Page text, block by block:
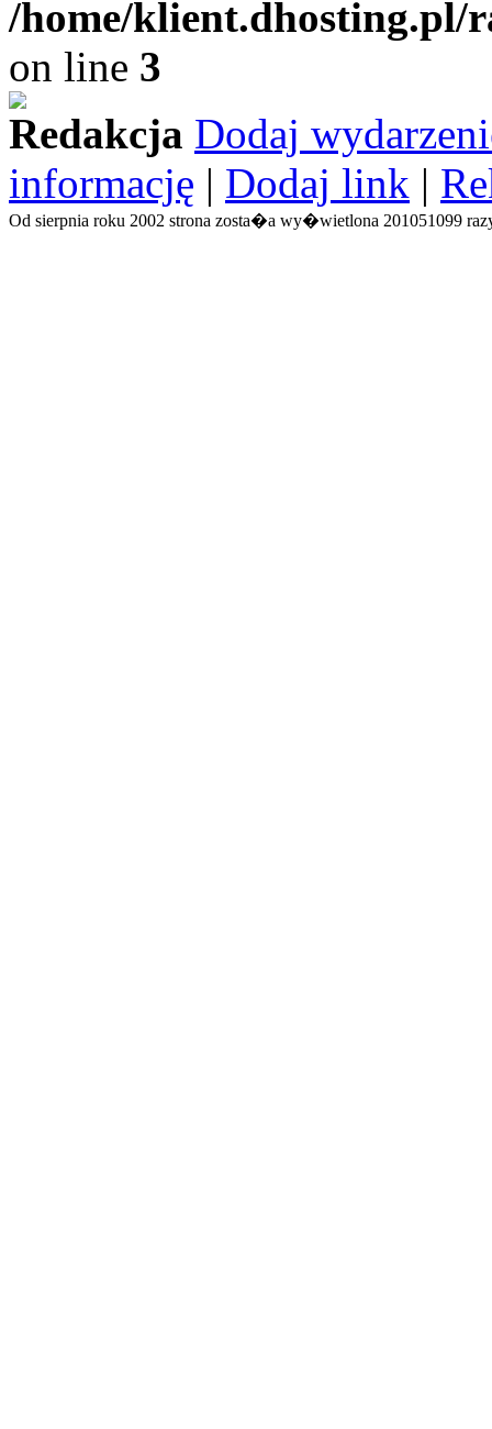
/home/
on line 3
Redakcja Dodaj
informację | Dodaj link |
Od sierpnia roku 2002 strona zosta�a wy�wietlona 201051099